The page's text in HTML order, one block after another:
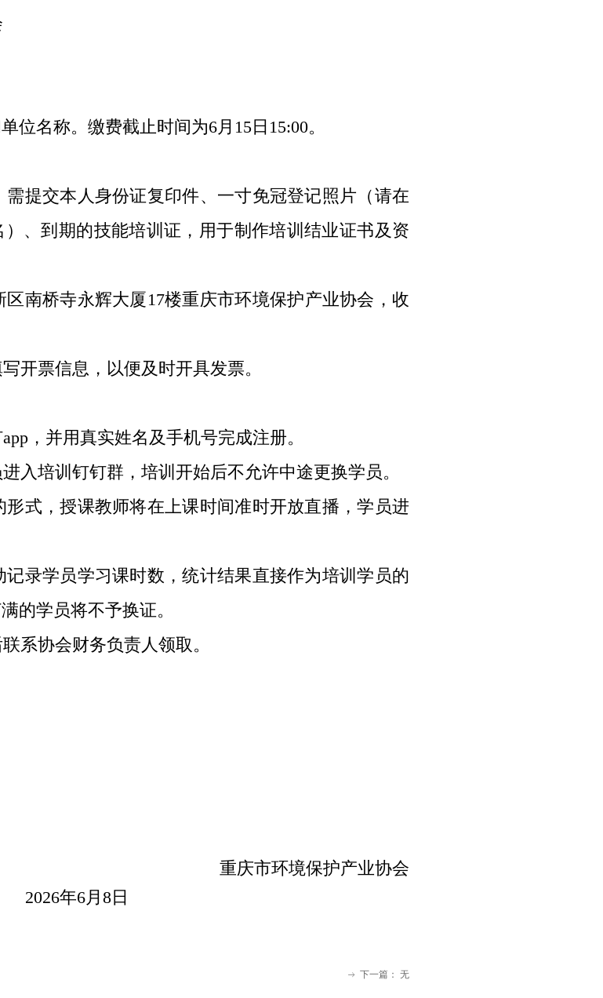
位名称。缴费截止时间为6月 15日 15:00。
提交本人身份证复印件、一寸免冠登记照片（请在
、到期的技能培训证，用于制作培训结业证书及资
南桥寺永辉大厦17楼重庆市环境保护产业协会，收
开票信息，以便及时开具发票。
app ，并用真实姓名及手机号完成注册。
入培训钉钉群，培训开始后不允许中途更换学员。
式，授课教师将在上课时间准时开放直播，学员进
录学员学习课时数，统计结果直接作为培训学员的
的学员将不予换证。
系协会财务负责人领取。
重庆市环境保护产业协会
2026年6月 8日
ꁹ 下一篇： 无